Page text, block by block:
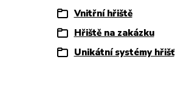
Vnitřní hřiště
Hřiště na zakázku
Unikátní systémy hřišť